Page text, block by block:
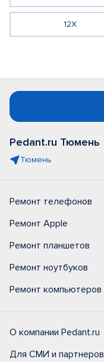
12X
Pedant.ru Тюмень
Тюмень
Ремонт телефонов
Ремонт Apple
Ремонт планшетов
Ремонт ноутбуков
Ремонт компьютеров
О компании Pedant.ru
Для СМИ и партнеров